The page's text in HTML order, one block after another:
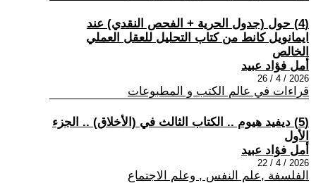
(4) حول (جدول الحرية + الفحص النقدي) عند
ايمانويل كانط من كتاب التحليل للعقل العملي
الخالص
أمل فؤاد عبيد
2026 / 4 / 26
قراءات في عالم الكتب و المطبوعات
(5) ديفيد هيوم .. الكتاب الثالث في (الأخلاق) .. الجزء
الأول
أمل فؤاد عبيد
2026 / 4 / 22
الفلسفة ,علم النفس , وعلم الاجتماع